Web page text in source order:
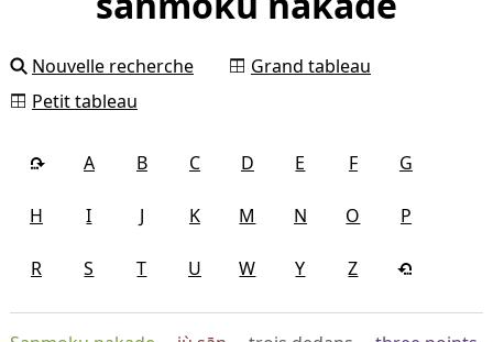
Nouvelle recherche
Grand tableau
Petit tableau
A B C D E F G
H I J K M N O P
R S T U W Y Z